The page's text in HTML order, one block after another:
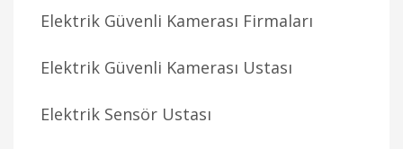
Elektrik Güvenli Kamerası Firmaları
Elektrik Güvenli Kamerası Ustası
Elektrik Sensör Ustası